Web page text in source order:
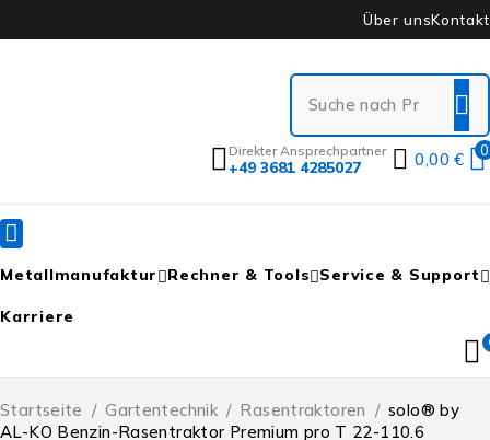
Über unsKontakt
Direkter Ansprechpartner
+49 3681 4285027 0,00€ 0
Metallmanufaktur Rechner & Tools Service & Support
Karriere
Startseite / Gartentechnik / Rasentraktoren / solo® by
AL-KO Benzin-Rasentraktor Premium pro T 22-110.6